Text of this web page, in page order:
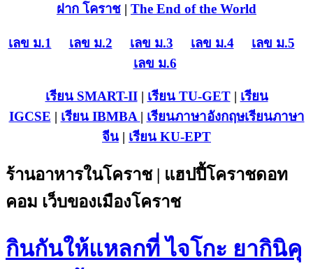
ฝาก โคราช | The End of the World
เลข ม.1 เลข ม.2 เลข ม.3 เลข ม.4
เลข ม.5
เลข ม.6
เรียน SMART-II| เรียน TU-GET| เรียน
IGCSE | เรียน IBMBA | เรียนภาษาอังกฤษเรียนภาษา
จีน | เรียน KU-EPT
ร้านอาหารในโคราช | แฮปปี้โคราชดอท
คอม เว็บของเมืองโคราช
กินกันให้แหลกที่ ไจโกะ ยากินิคุ